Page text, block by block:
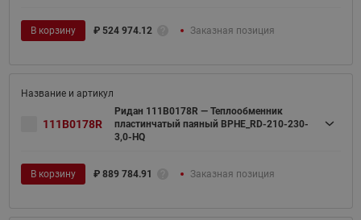
В корзину ₽ 524 974.12 Заказная позиция
111B0178R
Ридан 111B0178R — Теплообменник
пластинчатый паяный BPHE_RD-210-230-
3,0-HQ
В корзину ₽ 889 784.91 Заказная позиция